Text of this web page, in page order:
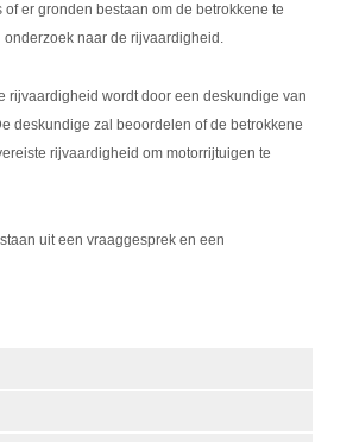
er gronden bestaan om de betrokkene te
naar de rijvaardigheid.
rijvaardigheid wordt door een deskundige van
deskundige zal beoordelen of de betrokkene
rijvaardigheid om motorrijtuigen te
uit een vraaggesprek en een